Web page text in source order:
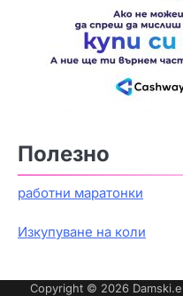
Полезно
работни маратонки
Изкупуване на коли
Copyright © 2026